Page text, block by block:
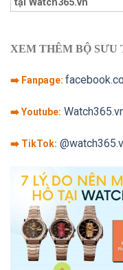
XEM THÊM BỘ SƯU
➡️ Fanpage:
➡️ Youtube:
➡️ TikTok: